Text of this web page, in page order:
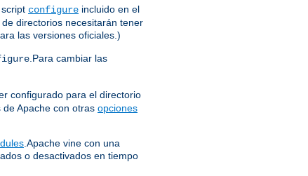
configure incluido en el
directorios necesitarán tener
las versiones oficiales.)
.Para cambiar las
configurado para el directorio
Apache con otras opciones
.Apache vine con una
o desactivados en tiempo